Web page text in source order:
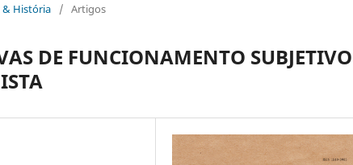
& História / Artigos
DE FUNCIONAMENTO